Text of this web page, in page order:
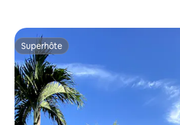
Superhôte
Superhôte